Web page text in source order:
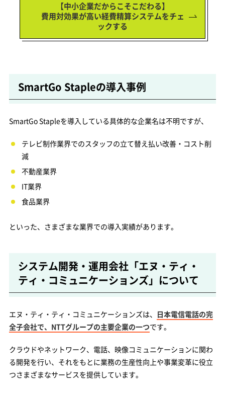
【中小企業だからこそこだわる】
費用対効果が高い経費精算システムをチェ
ックする
SmartGo Stapleの導入事例
SmartGo Stapleを導入している具体的な企業名は不明ですが、
テレビ制作業界でのスタッフの立て替え払い改善・コスト削
減
不動産業界
IT業界
食品業界
といった、さまざまな業界での導入実績があります。
システム開発・運用会社「エヌ・ティ・
ティ・コミュニケーションズ」について
エヌ・ティ・ティ・コミュニケーションズは、 日本電信電話の完
全子会社で、NTTグループの主要企業の一つです。
クラウドやネットワーク、電話、映像コミュニケーションに関わ
る開発を行い、それをもとに業務の生産性向上や事業変革に役立
つさまざまなサービスを提供しています。